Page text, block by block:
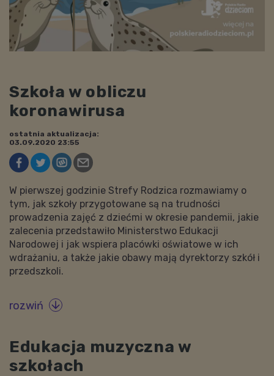
Szkoła w obliczu
koronawirusa
ostatnia aktualizacja:
03.09.2020 23:55
W pierwszej godzinie Strefy Rodzica rozmawiamy o
tym, jak szkoły przygotowane są na trudności
prowadzenia zajęć z dziećmi w okresie pandemii, jakie
zalecenia przedstawiło Ministerstwo Edukacji
Narodowej i jak wspiera placówki oświatowe w ich
wdrażaniu, a także jakie obawy mają dyrektorzy szkół i
przedszkoli.
rozwiń 
Edukacja muzyczna w
szkołach